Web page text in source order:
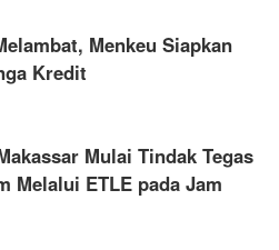
Menkeu Siapkan
Kredit
Mulai Tindak Tegas
Melalui ETLE pada Jam